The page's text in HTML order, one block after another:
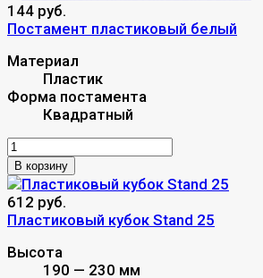
144 руб.
Постамент пластиковый белый
Материал
Пластик
Форма постамента
Квадратный
В корзину
612 руб.
Пластиковый кубок Stand 25
Высота
190 — 230 мм